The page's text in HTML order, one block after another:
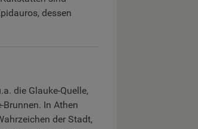
dessen
die Glauke-Quelle,
In Athen
der Stadt,